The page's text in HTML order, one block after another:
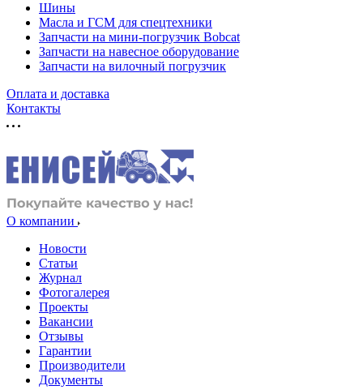
Шины
Масла и ГСМ для спецтехники
Запчасти на мини-погрузчик Bobcat
Запчасти на навесное оборудование
Запчасти на вилочный погрузчик
Оплата и доставка
Контакты
О компании
Новости
Статьи
Журнал
Фотогалерея
Проекты
Вакансии
Отзывы
Гарантии
Производители
Документы